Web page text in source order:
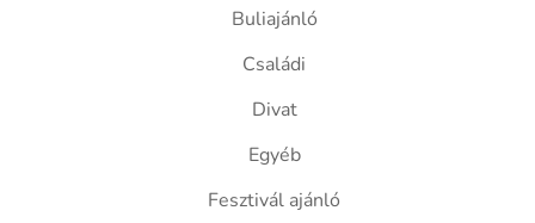
Buliajánló
Családi
Divat
Egyéb
Fesztivál ajánló